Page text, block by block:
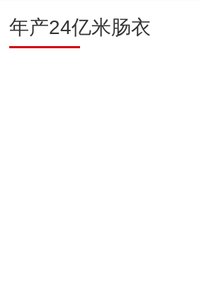
年产24亿米肠衣